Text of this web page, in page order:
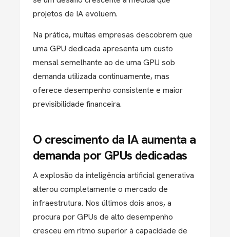
projetos de IA evoluem.
Na prática, muitas empresas descobrem que
uma GPU dedicada apresenta um custo
mensal semelhante ao de uma GPU sob
demanda utilizada continuamente, mas
oferece desempenho consistente e maior
previsibilidade financeira.
O crescimento da IA aumenta a
demanda por GPUs dedicadas
A explosão da inteligência artificial generativa
alterou completamente o mercado de
infraestrutura. Nos últimos dois anos, a
procura por GPUs de alto desempenho
cresceu em ritmo superior à capacidade de